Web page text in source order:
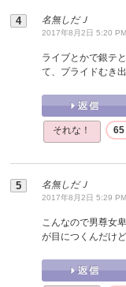
名無しだＪ
2017年8月2日 5:20 PM
ライブとかで銀テ
て、プライドむき
それな！ 65
名無しだＪ
2017年8月2日 5:29 PM
こんなので男尊女
が目につくんだけ